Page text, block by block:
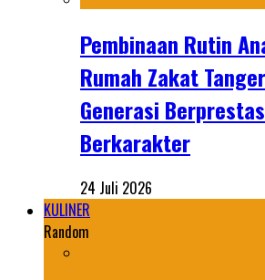
Pembinaan Rutin
Rumah Zakat
Generasi
Berkarakter
24 Juli 2026
KULINER
Random